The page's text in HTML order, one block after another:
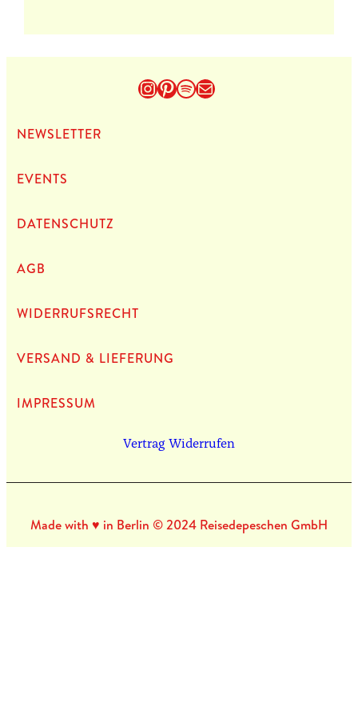
Instagram
Pinterest
Spotify
E-Mail
NEWS­LET­TER
EVENTS
DATEN­SCHUTZ
AGB
WIDERRUFSRECHT
VERSAND & LIEFERUNG
IMPRES­SUM
Vertrag Widerrufen
Made with ♥ in Berlin © 2024 Reisedepeschen GmbH